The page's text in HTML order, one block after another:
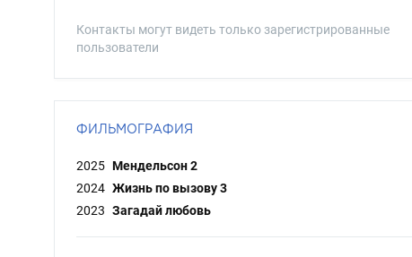
Контакты могут видеть только зарегистрированные
пользователи
ФИЛЬМОГРАФИЯ
2025 Мендельсон 2
2024 Жизнь по вызову 3
2023 Загадай любовь